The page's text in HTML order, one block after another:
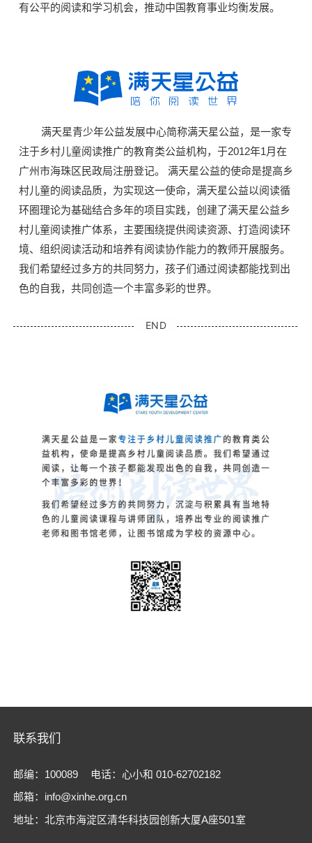
有公平的阅读和学习机会，推动中国教育事业均衡发展。
满天星青少年公益发展中心简称满天星公益，是一家专
注于乡村儿童阅读推广的教育类公益机构，于2012年1月在
广州市海珠区民政局注册登记。 满天星公益的使命是提高乡
村儿童的阅读品质，为实现这一使命，满天星公益以阅读循
环圈理论为基础结合多年的项目实践，创建了满天星公益乡
村儿童阅读推广体系，主要围绕提供阅读资源、打造阅读环
境、组织阅读活动和培养有阅读协作能力的教师开展服务。
我们希望经过多方的共同努力，孩子们通过阅读都能找到出
色的自我，共同创造一个丰富多彩的世界。
END
联系我们
邮编：100089
电话：心小和 010-62702182
邮箱：info@xinhe.org.cn
地址：北京市海淀区清华科技园创新大厦A座501室